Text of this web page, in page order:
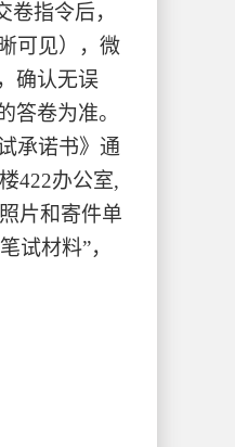
指令后，
可见），微
确认无误
答卷为准。
承诺书》通
422办公室,
片和寄件单
试材料”，